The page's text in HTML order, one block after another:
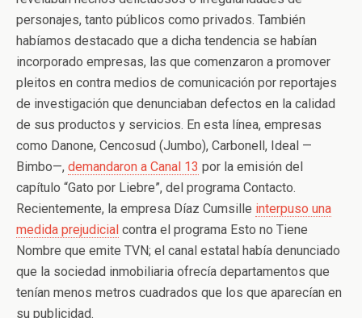
personajes, tanto públicos como privados. También
habíamos destacado que a dicha tendencia se habían
incorporado empresas, las que comenzaron a promover
pleitos en contra medios de comunicación por reportajes
de investigación que denunciaban defectos en la calidad
de sus productos y servicios. En esta línea, empresas
como Danone, Cencosud (Jumbo), Carbonell, Ideal —
Bimbo—, demandaron a Canal 13 por la emisión del
capítulo “Gato por Liebre”, del programa Contacto.
Recientemente, la empresa Díaz Cumsille interpuso una
medida prejudicial contra el programa Esto no Tiene
Nombre que emite TVN; el canal estatal había denunciado
que la sociedad inmobiliaria ofrecía departamentos que
tenían menos metros cuadrados que los que aparecían en
su publicidad.